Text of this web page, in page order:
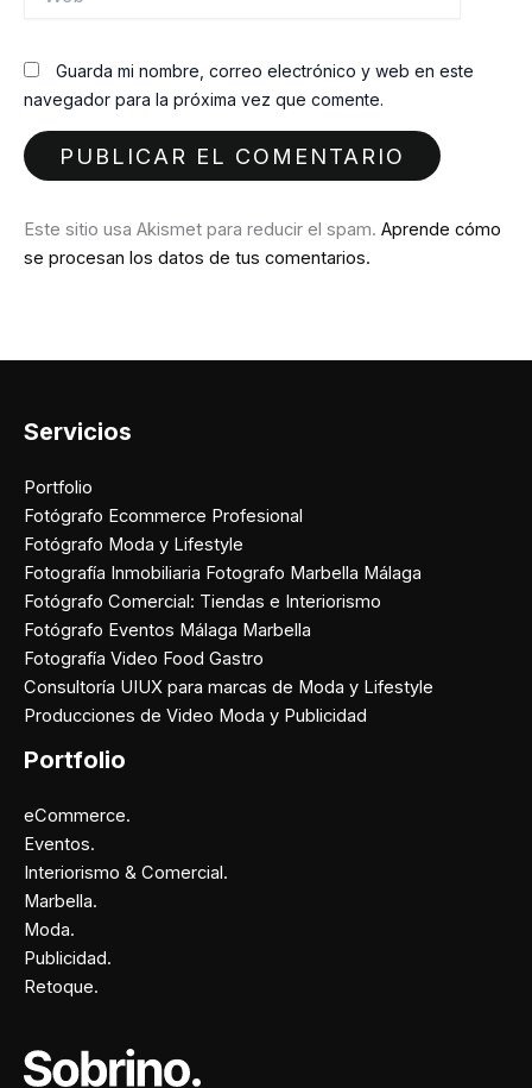
Guarda mi nombre, correo electrónico y web en este
navegador para la próxima vez que comente.
Este sitio usa Akismet para reducir el spam. Aprende cómo
se procesan los datos de tus comentarios.
Servicios
Portfolio
Fotógrafo Ecommerce Profesional
Fotógrafo Moda y Lifestyle
Fotografía Inmobiliaria Fotografo Marbella Málaga
Fotógrafo Comercial: Tiendas e Interiorismo
Fotógrafo Eventos Málaga Marbella
Fotografía Video Food Gastro
Consultoría UIUX para marcas de Moda y Lifestyle
Producciones de Video Moda y Publicidad
Portfolio
eCommerce.
Eventos.
Interiorismo & Comercial.
Marbella.
Moda.
Publicidad.
Retoque.